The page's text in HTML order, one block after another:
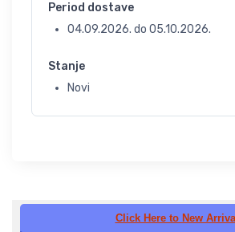
Period dostave
04.09.2026. do 05.10.2026.
Stanje
Novi